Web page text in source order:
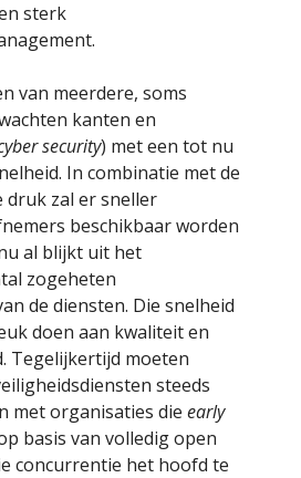
sterk
van meerdere, soms
kanten en
security) met een tot nu
In combinatie met de
druk zal er sneller
beschikbaar worden
al blijkt uit het
zogeheten
de diensten. Die snelheid
doen aan kwaliteit en
Tegelijkertijd moeten
steeds
met organisaties die early
basis van volledig open
concurrentie het hoofd te